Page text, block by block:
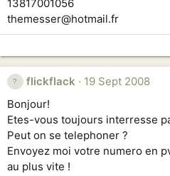
13817001056
themesser@hotmail.fr
flickflack
19 Sept 2008
Bonjour!
Etes-vous toujours interresse
Peut on se telephoner ?
Envoyez moi votre numero en
au plus vite !